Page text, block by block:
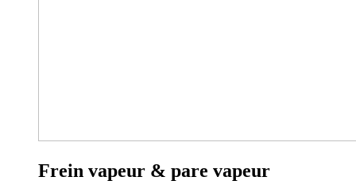
Frein vapeur & pare vapeur